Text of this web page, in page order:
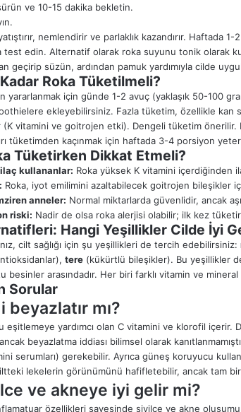
ve 10-15 dakika bekletin.
nemlendirir ve parlaklık kazandırır. Haftada
test edin. Alternatif olarak roka suyunu tonik olarak
geçirip süzün, ardından pamuk yardımıyla cilde
Roka Tüketilmeli?
yararlanmak için günde 1-2 avuç (yaklaşık 50-100
ekleyebilirsiniz. Fazla tüketim, özellikle kan
(K vitamini ve goitrojen etki). Dengeli tüketim
tüketimden kaçınmak için haftada 3-4 porsiyon
Tüketirken Dikkat Etmeli?
ilaç kullananlar: Roka yüksek K vitamini içerdiğinden
Roka, iyot emilimini azaltabilecek goitrojen bileşikler
anneler: Normal miktarlarda güvenlidir, ancak
riski: Nadir de olsa roka alerjisi olabilir; ilk kez
Hangi Yeşillikler Cilde İyi
cilt sağlığı için şu yeşillikleri de tercih edebilirsiniz:
tere (kükürtlü bileşikler). Bu yeşillikler
besinler arasındadır. Her biri farklı vitamin ve
Sorular
beyazlatır mı?
eşitlemeye yardımcı olan C vitamini ve klorofil içerir.
beyazlatma iddiası bilimsel olarak
serumları) gerekebilir. Ayrıca güneş koruyucu
ciltteki lekelerin görünümünü hafifletebilir, ancak tam
ve akneye iyi gelir mi?
özellikleri sayesinde sivilce ve akne